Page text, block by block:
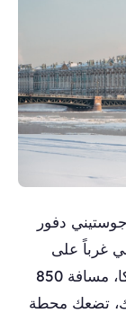
دفور
الأزرق 2) والمشي غرباً على
طول نيفسكي بروسبكت باتجاه نهر فونتانكا، مسافة 850
من ذلك، تضعك محطة